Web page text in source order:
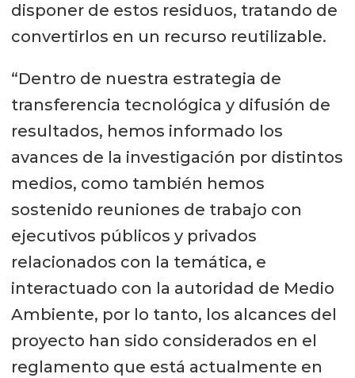
disponer de estos residuos, tratando de
convertirlos en un recurso reutilizable.
“Dentro de nuestra estrategia de
transferencia tecnológica y difusión de
resultados, hemos informado los
avances de la investigación por distintos
medios, como también hemos
sostenido reuniones de trabajo con
ejecutivos públicos y privados
relacionados con la temática, e
interactuado con la autoridad de Medio
Ambiente, por lo tanto, los alcances del
proyecto han sido considerados en el
reglamento que está actualmente en